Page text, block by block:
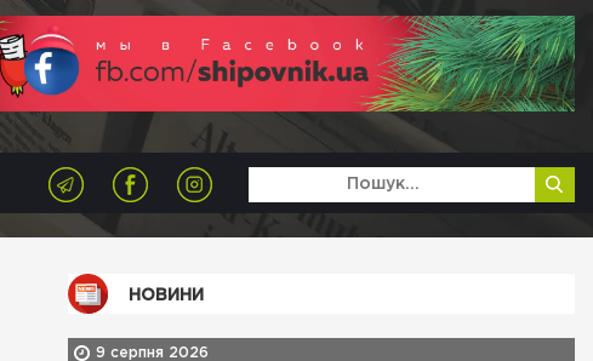
НОВИНИ
9 серпня 2026